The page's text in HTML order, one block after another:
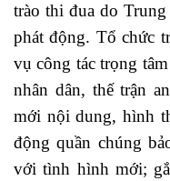
trào thi đua do
phát động. Tổ chức
vụ công tác trọng
nhân dân, thế trận
mới nội dung, hình
động quần chúng
với tình hình mới;